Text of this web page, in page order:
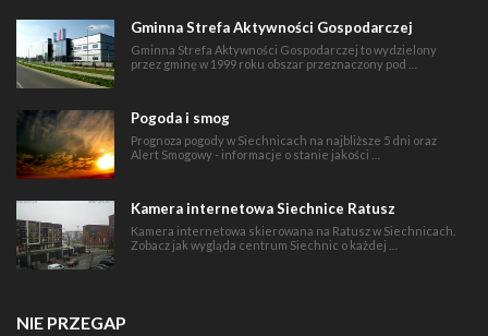
Gminna Strefa Aktywności Gospodarczej
Gminna Strefa Aktywności Gospodarczej to wydzielony
przez gminę w 1999 roku obszar przeznaczony pod …
Pogoda i smog
Prognoza pogody w Siechnicach na najbliższe 5 dni oraz
Alert Smogowy - informacje o stanie jakości …
Kamera internetowa Siechnice Ratusz
Kamera internetowa skierowana na Ratusz w Siechnicach.
Zobacz jak wygląda centrum Siechnic o każdej …
NIE PRZEGAP